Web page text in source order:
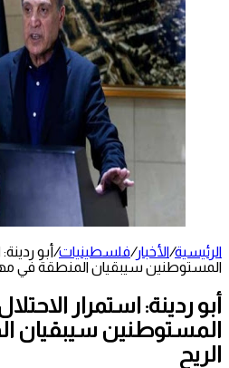
الرئيسية/الأخبار/فلسطينيات/أبو
المستوطنين سيبقيان المنطقة في
أبو ردينة: استمرار
المستوطنين سيبقيان
الريح